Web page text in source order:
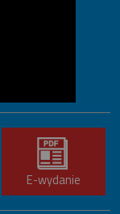
E-wydanie